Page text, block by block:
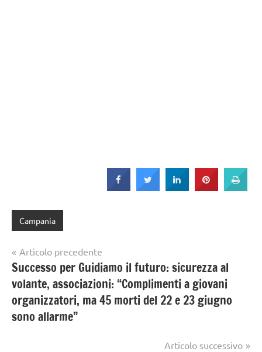
Campania
Navigazione
articoli
Articolo precedente
Successo per Guidiamo il futuro: sicurezza al
volante, associazioni: “Complimenti a giovani
organizzatori, ma 45 morti del 22 e 23 giugno
sono allarme”
Articolo successivo